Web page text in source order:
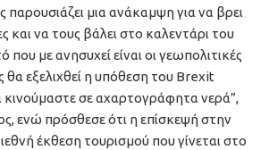
παρουσιάζει μια ανάκαμψη για να βρει
και να τους βάλει στο καλεντάρι του
που με ανησυχεί είναι οι γεωπολιτικές
θα εξελιχθεί η υπόθεση του Brexit
κινούμαστε σε αχαρτογράφητα νερά”,
ενώ πρόσθεσε ότι η επίσκεψή στην
έκθεση τουρισμού που γίνεται στο